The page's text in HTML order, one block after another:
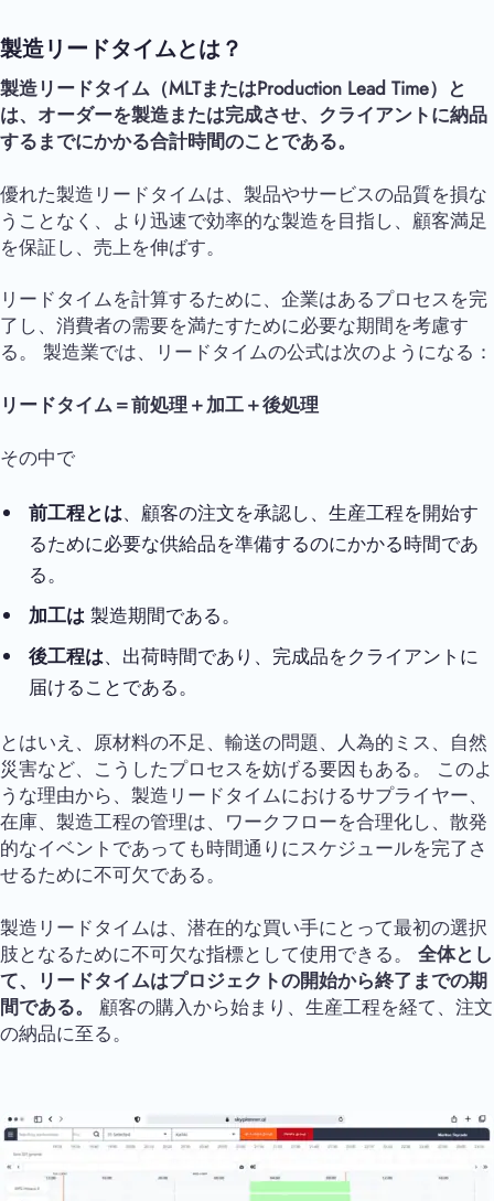
製造リードタイムとは？
製造リードタイム（MLTまたはProduction Lead Time）と
は、オーダーを製造または完成させ、クライアントに納品
するまでにかかる合計時間のことである。
優れた製造リードタイムは、製品やサービスの品質を損な
うことなく、より迅速で効率的な製造を目指し、顧客満足
を保証し、売上を伸ばす。
リードタイムを計算するために、企業はあるプロセスを完
了し、消費者の需要を満たすために必要な期間を考慮す
る。 製造業では、リードタイムの公式は次のようになる：
リードタイム＝前処理＋加工＋後処理
その中で
前工程とは、顧客の注文を承認し、生産工程を開始す
るために必要な供給品を準備するのにかかる時間であ
る。
加工は製造期間である。
後工程は、出荷時間であり、完成品をクライアントに
届けることである。
とはいえ、原材料の不足、輸送の問題、人為的ミス、自然
災害など、こうしたプロセスを妨げる要因もある。 このよ
うな理由から、製造リードタイムにおけるサプライヤー、
在庫、製造工程の管理は、ワークフローを合理化し、散発
的なイベントであっても時間通りにスケジュールを完了さ
せるために不可欠である。
製造リードタイムは、潜在的な買い手にとって最初の選択
肢となるために不可欠な指標として使用できる。 全体とし
て、リードタイムはプロジェクトの開始から終了までの期
間である。
顧客の購入から始まり、生産工程を経て、注文
の納品に至る。